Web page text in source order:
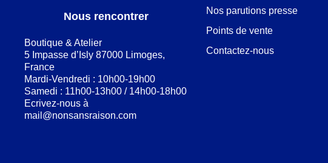
Nous rencontrer
Boutique & Atelier
5 Impasse d’Isly 87000 Limoges,
France
Mardi-Vendredi : 10h00-19h00
Samedi : 11h00-13h00 / 14h00-18h00
Ecrivez-nous à
mail@nonsansraison.com
Nos parutions presse
Points de vente
Contactez-nous